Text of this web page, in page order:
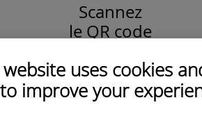
uses cookies
improve your
Scannez
le QR code
et installer l'eSIM Ubigi.
Efficace !